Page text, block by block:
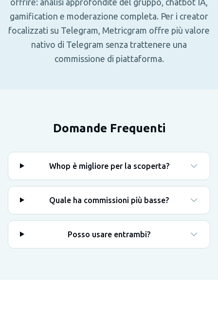
gamification e moderazione completa. Per i creator
focalizzati su Telegram, Metricgram offre più valore
nativo di Telegram senza trattenere una
commissione di piattaforma.
Domande Frequenti
Whop è migliore per la scoperta?
Quale ha commissioni più basse?
Posso usare entrambi?